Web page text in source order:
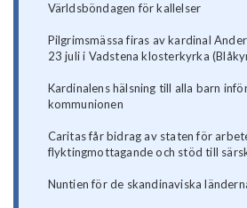
Världsböndagen för kallelser
Pilgrimsmässa firas av kardinal
23 juli i Vadstena klosterkyrka
Kardinalens hälsning till alla barn
kommunionen
Caritas får bidrag av staten för
flyktingmottagande och stöd till
Nuntien för de skandinaviska